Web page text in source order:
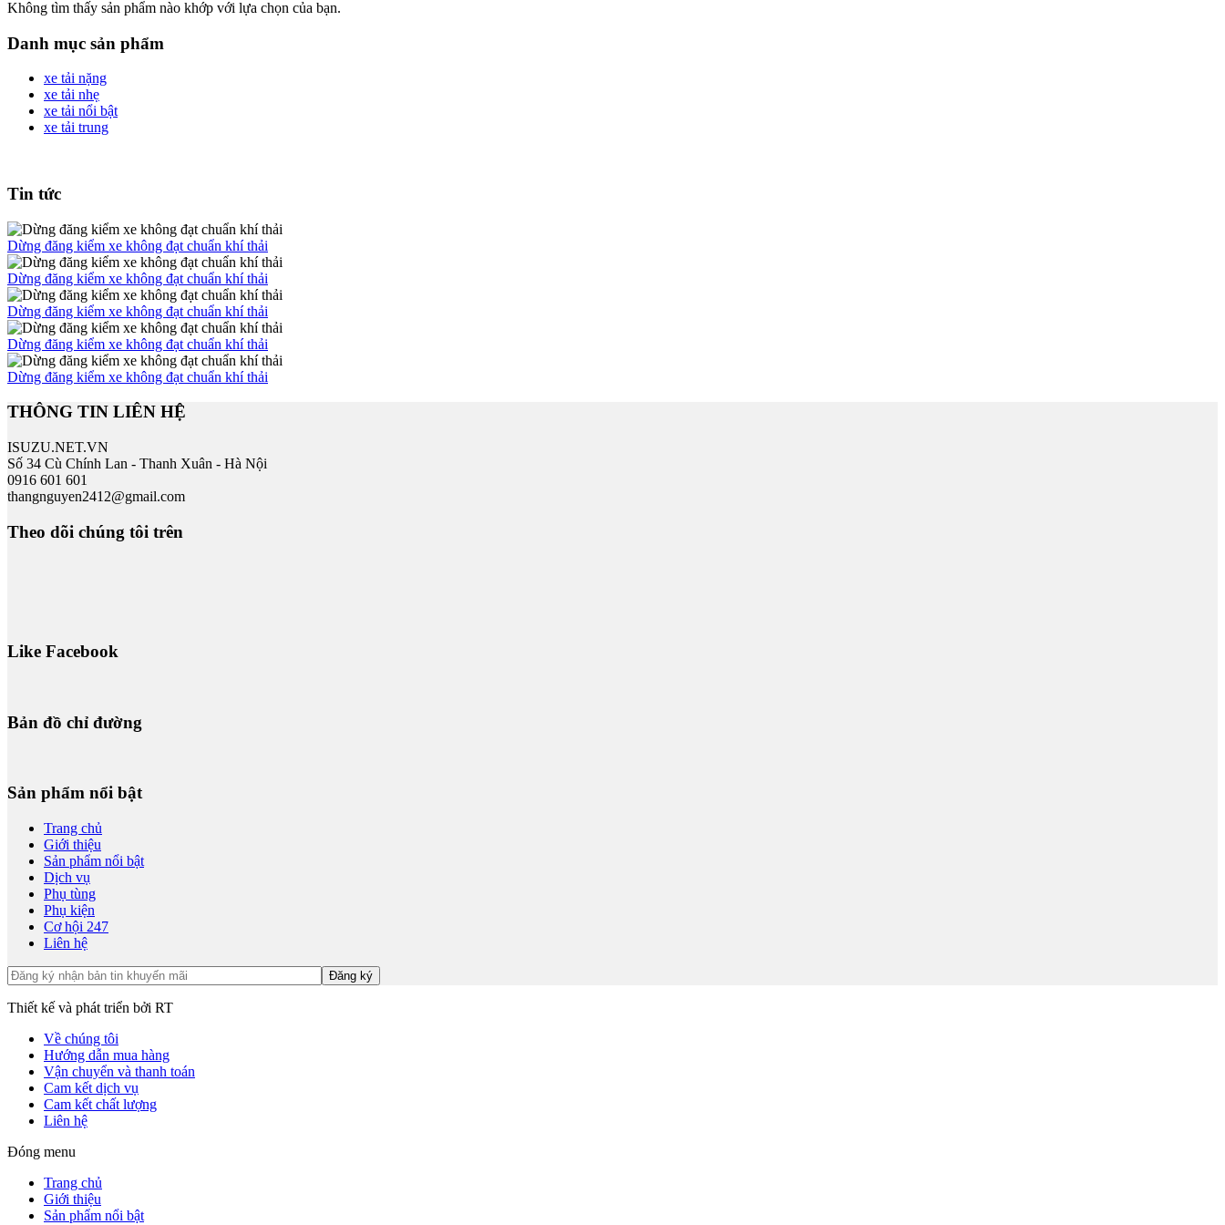
Không tìm thấy sản phẩm nào khớp với lựa chọn của bạn.
Danh mục sản phẩm
xe tải nặng
xe tải nhẹ
xe tải nổi bật
xe tải trung
Tin tức
Dừng đăng kiểm xe không đạt chuẩn khí thải
Dừng đăng kiểm xe không đạt chuẩn khí thải
Dừng đăng kiểm xe không đạt chuẩn khí thải
Dừng đăng kiểm xe không đạt chuẩn khí thải
Dừng đăng kiểm xe không đạt chuẩn khí thải
THÔNG TIN LIÊN HỆ
ISUZU.NET.VN
Số 34 Cù Chính Lan - Thanh Xuân - Hà Nội
0916 601 601
thangnguyen2412@gmail.com
Theo dõi chúng tôi trên
Like Facebook
Bản đồ chỉ đường
Sản phẩm nổi bật
Trang chủ
Giới thiệu
Sản phẩm nổi bật
Dịch vụ
Phụ tùng
Phụ kiện
Cơ hội 247
Liên hệ
Thiết kế và phát triển bởi RT
Về chúng tôi
Hướng dẫn mua hàng
Vận chuyển và thanh toán
Cam kết dịch vụ
Cam kết chất lượng
Liên hệ
Đóng menu
Trang chủ
Giới thiệu
Sản phẩm nổi bật